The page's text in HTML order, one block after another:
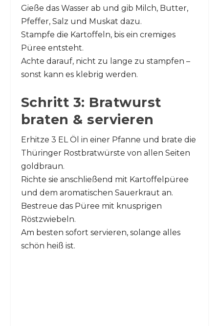
Gieße das Wasser ab und gib Milch, Butter,
Pfeffer, Salz und Muskat dazu.
Stampfe die Kartoffeln, bis ein cremiges
Püree entsteht.
Achte darauf, nicht zu lange zu stampfen –
sonst kann es klebrig werden.
Schritt 3: Bratwurst
braten & servieren
Erhitze 3 EL Öl in einer Pfanne und brate die
Thüringer Rostbratwürste von allen Seiten
goldbraun.
Richte sie anschließend mit Kartoffelpüree
und dem aromatischen Sauerkraut an.
Bestreue das Püree mit knusprigen
Röstzwiebeln.
Am besten sofort servieren, solange alles
schön heiß ist.